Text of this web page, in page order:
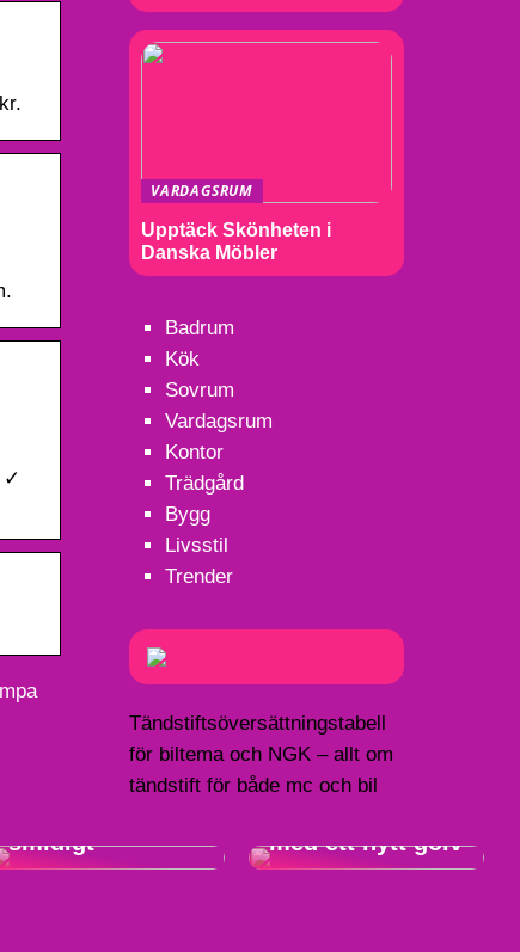
✓
VARDAGSRUM
Upptäck Skönheten i
Danska Möbler
Badrum
Kök
Sovrum
Vardagsrum
Kontor
Trädgård
Bygg
Livsstil
Trender
Tändstiftsöversättningstabell
för biltema och NGK – allt om
tändstift för både mc och bil
drömhemmet
smidigt
med ett nytt golv